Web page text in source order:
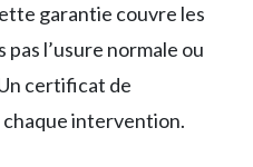
garantie couvre les
l’usure normale ou
certificat de
intervention.